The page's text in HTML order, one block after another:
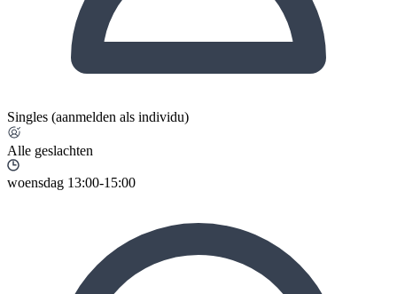
Singles (aanmelden als individu)
Alle geslachten
woensdag 13:00-15:00